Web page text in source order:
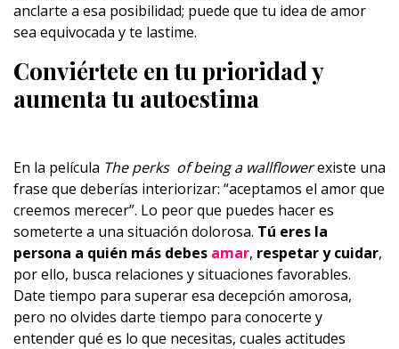
anclarte a esa posibilidad; puede que tu idea de amor
sea equivocada y te lastime.
Conviértete en tu prioridad y
aumenta tu autoestima
En la película The perks of being a wallflowerexiste una
frase que deberías interiorizar: “aceptamos el amor que
creemos merecer”. Lo peor que puedes hacer es
someterte a una situación dolorosa. Tú eres la
persona a quién más debes amar, respetar y cuidar,
por ello, busca relaciones y situaciones favorables.
Date tiempo para superar esa decepción amorosa,
pero no olvides darte tiempo para conocerte y
entender qué es lo que necesitas, cuales actitudes